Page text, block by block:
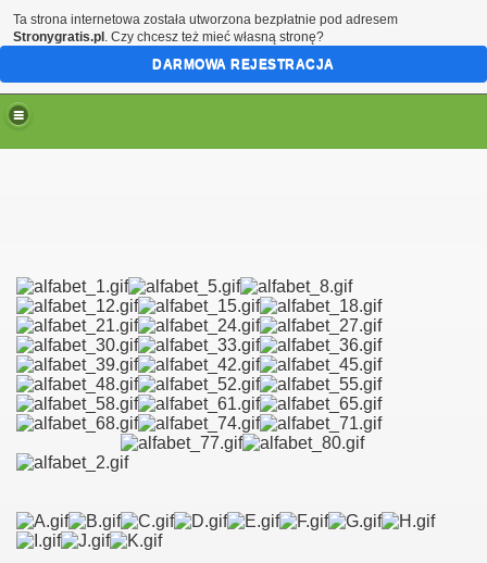
Ta strona internetowa została utworzona bezpłatnie pod adresem
Stronygratis.pl . Czy chcesz też mieć własną stronę?
DARMOWA REJESTRACJA